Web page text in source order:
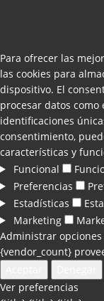
Para ofrecer las
las cookies para
dispositivo. El
procesar datos
identificaciones
consentimiento,
características y
Funcional
Preferencias
Estadísticas
Marketing
Administrar opciones
{vendor_count}
Ver preferencias